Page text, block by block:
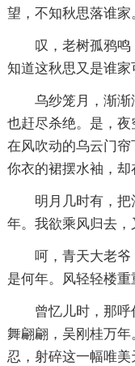
望，不知秋思落谁家
叹，老树孤鸦
知道这秋思又是谁家
乌纱笼月，渐
也赶尽杀绝。是，
在风吹动的乌云门
你衣的裙摆水袖，却
明月几时有，
年。我欲乘风归去，
呵，青天大老爷
是何年。风轻轻楼重
曾忆儿时，那
舞翩翩，吴刚桂万
忍，射碎这一幅唯